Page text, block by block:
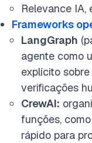
Relevance IA,
Frameworks
LangGraph
agente como
explícito
verificações
CrewAI:
funções,
rápido para